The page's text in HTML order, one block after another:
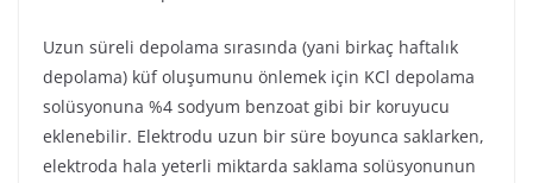
Uzun süreli depolama sırasında (yani birkaç haftalık
depolama) küf oluşumunu önlemek için KCl depolama
solüsyonuna %4 sodyum benzoat gibi bir koruyucu
eklenebilir. Elektrodu uzun bir süre boyunca saklarken,
elektroda hala yeterli miktarda saklama solüsyonunun